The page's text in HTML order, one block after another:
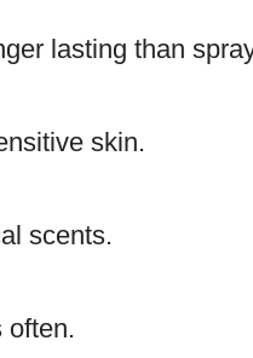
lasting than
skin.
scents.
often.